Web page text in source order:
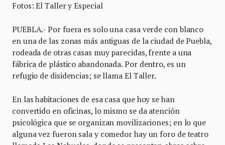
Fotos: El Taller y Especial
PUEBLA.- Por fuera es solo una casa verde con blanco
en una de las zonas más antiguas de la ciudad de Puebla,
rodeada de otras casas muy parecidas, frente a una
fábrica de plástico abandonada. Por dentro, es un
refugio de disidencias; se llama El Taller.
En las habitaciones de esa casa que hoy se han
convertido en oficinas, lo mismo se da atención
psicológica que se organizan movilizaciones; en lo que
alguna vez fueron sala y comedor hay un foro de teatro